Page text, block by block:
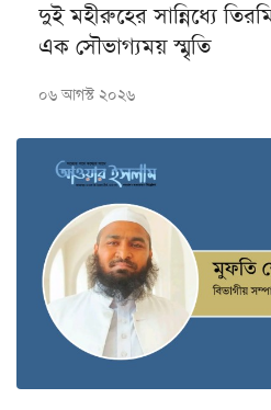
দুই মহীরুহের সান্নিধ্যে
এক সৌভাগ্যময় স্মৃতি
০৬ আগস্ট ২০২৬